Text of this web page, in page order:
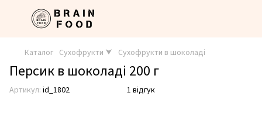
Каталог Сухофрукти ⮟ Сухофрукти в шоколаді
Персик в шоколаді 200 г
Артикул: id_1802 1 відгук